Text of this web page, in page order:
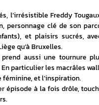
l’irrésistible Freddy
personnage clé de son
et plaisirs sucrés,
qu’à Bruxelles.
prend aussi une tournure
particulier les macrâles
féminine, et l’inspiration.
épisode à la fois drôle,